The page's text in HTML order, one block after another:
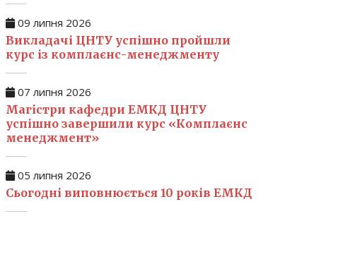
09 липня 2026
Викладачі ЦНТУ успішно пройшли
курс із комплаєнс-менеджменту
07 липня 2026
Магістри кафедри ЕМКД ЦНТУ
успішно завершили курс «Комплаєнс
менеджмент»
05 липня 2026
Сьогодні виповнюється 10 років ЕМКД